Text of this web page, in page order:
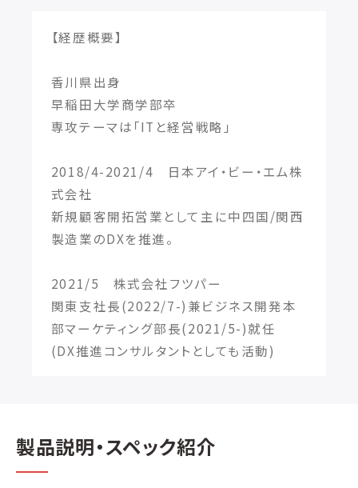
【経歴概要】
香川県出身
早稲田大学商学部卒
専攻テーマは「ITと経営戦略」
2018/4-2021/4 日本アイ・ビー・エム株
式会社
新規顧客開拓営業として主に中四国/関西
製造業のDXを推進。
2021/5 株式会社フツパー
関東支社長(2022/7-)兼ビジネス開発本
部マーケティング部長(2021/5-)就任
(DX推進コンサルタントとしても活動)
製品説明・スペック紹介